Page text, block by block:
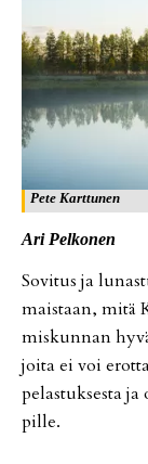
Pete Karttunen
Ari Pel­ko­nen
So­vi­tus ja
mais­taan, mitä
mis­kun­nan
joi­ta ei voi
pe­las­tuk­ses­ta
pil­le.